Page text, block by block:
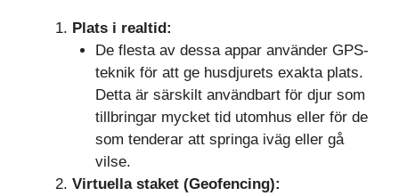
Plats i realtid:
De flesta av dessa appar använder GPS-
teknik för att ge husdjurets exakta plats.
Detta är särskilt användbart för djur som
tillbringar mycket tid utomhus eller för de
som tenderar att springa iväg eller gå
vilse.
Virtuella staket (Geofencing):